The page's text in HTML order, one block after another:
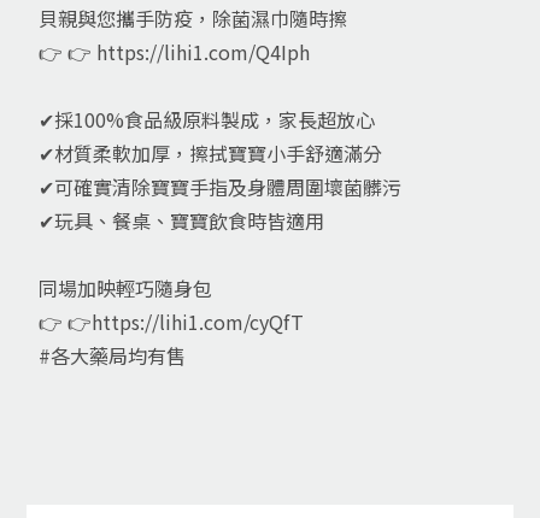
貝親與您攜手防疫，除菌濕巾隨時擦
👉 👉 https://lihi1.com/Q4Iph
✔採100%食品級原料製成，家長超放心
✔材質柔軟加厚，擦拭寶寶小手舒適滿分
✔可確實清除寶寶手指及身體周圍壞菌髒污
✔玩具、餐桌、寶寶飲食時皆適用
同場加映輕巧隨身包
👉 👉https://lihi1.com/cyQfT
#各大藥局均有售